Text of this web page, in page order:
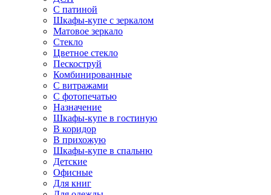
С патиной
Шкафы-купе с зеркалом
Матовое зеркало
Стекло
Цветное стекло
Пескоструй
Комбинированные
С витражами
С фотопечатью
Назначение
Шкафы-купе в гостиную
В коридор
В прихожую
Шкафы-купе в спальню
Детские
Офисные
Для книг